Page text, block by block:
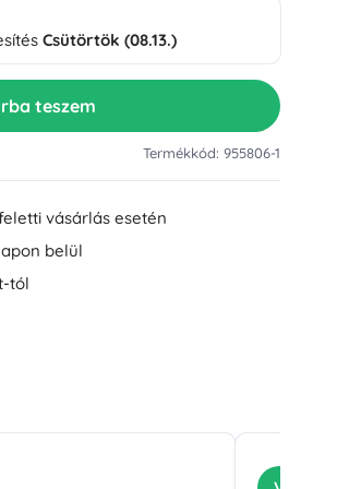
Csütörtök (08.13.)
teszem
Termékkód: 955806-1
vásárlás esetén
belül
tól